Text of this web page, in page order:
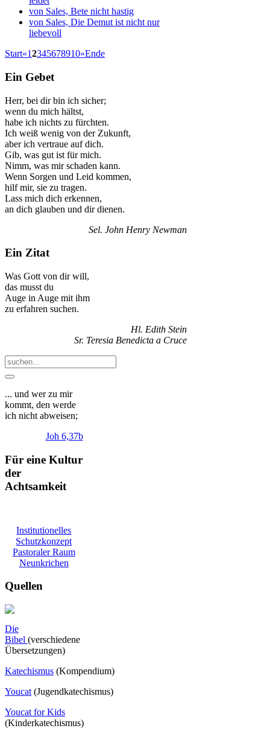
von Sales, Bete nicht hastig
von Sales, Die Demut ist nicht nur
liebevoll
Start«12345678910»Ende
Ein Gebet
Herr, bei dir bin ich sicher;
wenn du mich hältst,
habe ich nichts zu fürchten.
Ich weiß wenig von der Zukunft,
aber ich vertraue auf dich.
Gib, was gut ist für mich.
Nimm, was mir schaden kann.
Wenn Sorgen und Leid kommen,
hilf mir, sie zu tragen.
Lass mich dich erkennen,
an dich glauben und dir dienen.
Sel. John Henry Newman
Ein Zitat
Was Gott von dir will,
das musst du
Auge in Auge mit ihm
zu erfahren suchen.
Hl. Edith Stein
Sr. Teresia Benedicta a Cruce
... und wer zu mir
kommt, den werde
ich nicht abweisen;
Joh 6,37b
Für eine Kultur
der
Achtsamkeit
Institutionelles
Schutzkonzept
Pastoraler Raum
Neunkrichen
Quellen
Die
Bibel (verschiedene
Übersetzungen)
Katechismus (Kompendium)
Youcat (Jugendkatechismus)
Youcat for Kids
(Kinderkatechismus)